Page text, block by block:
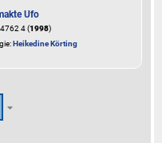
Ufo
4 (1998)
Heikedine Körting